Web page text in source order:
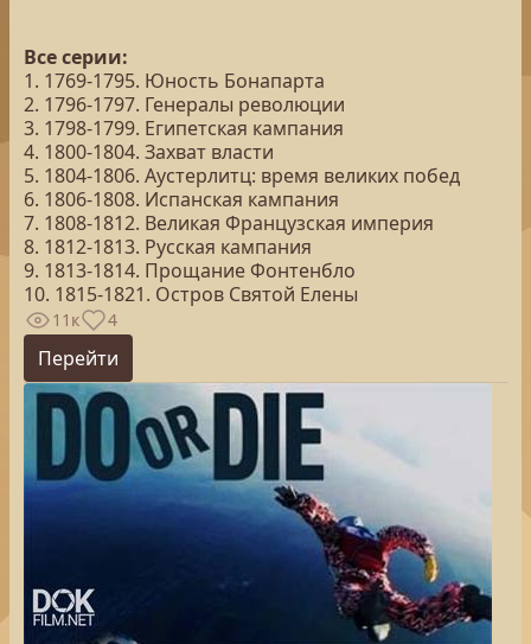
Все серии:
1. 1769-1795. Юность Бонапарта
2. 1796-1797. Генералы революции
3. 1798-1799. Египетская кампания
4. 1800-1804. Захват власти
5. 1804-1806. Аустерлитц: время великих побед
6. 1806-1808. Испанская кампания
7. 1808-1812. Великая Французская империя
8. 1812-1813. Русская кампания
9. 1813-1814. Прощание Фонтенбло
10. 1815-1821. Остров Святой Елены
11к 4
Перейти